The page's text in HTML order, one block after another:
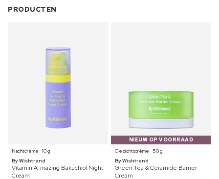
PRODUCTEN
Nachtcrème ⋅ 10 g
By Wishtrend
Vitamin A-mazing Bakuchiol Night
Cream
NIEUW OP VOORRAAD
Gezichtscrème ⋅ 50 g
By Wishtrend
Green Tea & Ceramide Barrier
Cream